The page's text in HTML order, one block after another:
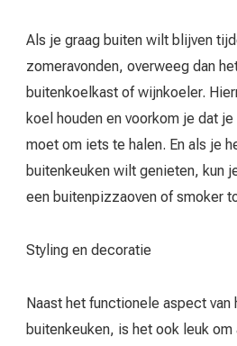
Als je graag buiten wilt blijven
zomeravonden, overweeg dan
buitenkoelkast of wijnkoeler.
koel houden en voorkom je dat
moet om iets te halen. En als je
buitenkeuken wilt genieten, kun
een buitenpizzaoven of smoker
Styling en decoratie
Naast het functionele aspect van
buitenkeuken, is het ook leuk